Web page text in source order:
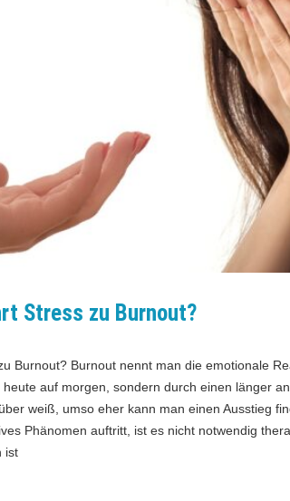
Stress zu Burnout?
Burnout? Burnout nennt man die emotionale
auf morgen, sondern durch einen länger
weiß, umso eher kann man einen Ausstieg
Phänomen auftritt, ist es nicht notwendig
ist